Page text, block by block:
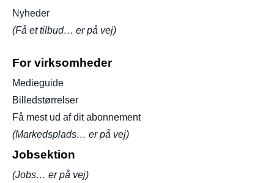
Nyheder
(Få et tilbud… er på vej)
For virksomheder
Medieguide
Billedstørrelser
Få mest ud af dit abonnement
(Markedsplads… er på vej)
Jobsektion
(Jobs… er på vej)